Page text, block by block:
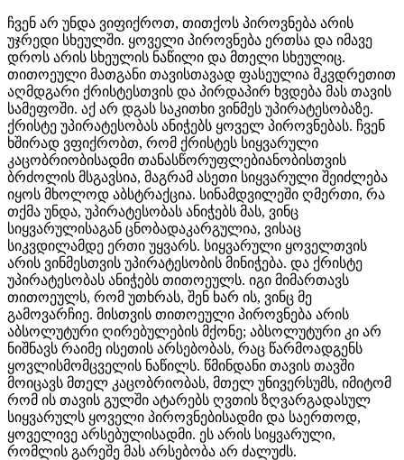
ჩვენ არ უნდა ვიფიქროთ, თითქოს პიროვნება არის
უჯრედი სხეულში. ყოველი პიროვნება ერთსა და იმავე
დროს არის სხეულის ნაწილი და მთელი სხეულიც.
თითოეული მათგანი თავისთავად ფასეულია მკვდრეთით
აღმდგარი ქრისტესთვის და პირდაპირ ხვდება მას თავის
სამეფოში. აქ არ დგას საკითხი ვინმეს უპირატესობაზე.
ქრისტე უპირატესობას ანიჭებს ყოველ პიროვნებას. ჩვენ
ხშირად ვფიქრობთ, რომ ქრისტეს სიყვარული
კაცობრიობისადმი თანასწორუფლებიანობისთვის
ბრძოლის მსგავსია, მაგრამ ასეთი სიყვარული შეიძლება
იყოს მხოლოდ აბსტრაქცია. სინამდვილეში ღმერთი, რა
თქმა უნდა, უპირატესობას ანიჭებს მას, ვინც
სიყვარულისაგან ცნობადაკარგულია, ვისაც
სიკვდილამდე ერთი უყვარს. სიყვარული ყოველთვის
არის ვინმესთვის უპირატესობის მინიჭება. და ქრისტე
უპირატესობას ანიჭებს თითოეულს. იგი მიმართავს
თითოეულს, რომ უთხრას, შენ ხარ ის, ვინც მე
გამოვარჩიე. მისთვის თითოეული პიროვნება არის
აბსოლუტური ღირებულების მქონე; აბსოლუტური კი არ
ნიშნავს რაიმე ისეთის არსებობას, რაც წარმოადგენს
ყოვლისმომცველის ნაწილს. წმინდანი თავის თავში
მოიცავს მთელ კაცობრიობას, მთელ უნივერსუმს, იმიტომ
რომ ის თავის გულში ატარებს ღვთის ზღვარგადასულ
სიყვარულს ყოველი პიროვნებისადმი და საერთოდ,
ყოველივე არსებულისადმი. ეს არის სიყვარული,
რომლის გარეშე მას არსებობა არ ძალუძს.